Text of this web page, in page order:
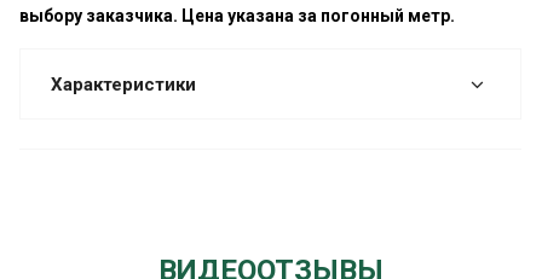
выбору заказчика. Цена указана за погонный метр.
Характеристики
ВИДЕООТЗЫВЫ